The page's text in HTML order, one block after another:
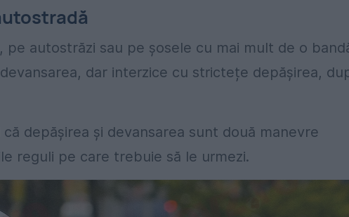
autostrăzi sau pe șosele cu mai mult de o
dar interzice cu strictețe depășirea,
depășirea și devansarea sunt două manevre
reguli pe care trebuie să le urmezi.